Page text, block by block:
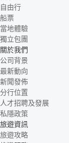
自由行
船票
當地體驗
獨立包團
關於我們
公司背景
最新動向
新聞發佈
分行位置
人才招聘及發展
私隱政策
旅遊資訊
旅遊攻略